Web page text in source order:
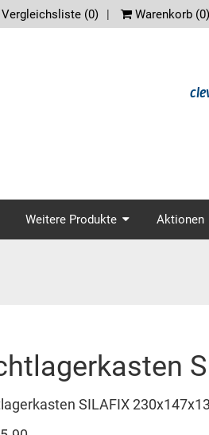
Vergleichsliste (0) Warenkorb (0)
Weitere Produkte Aktionen
SILAFIX